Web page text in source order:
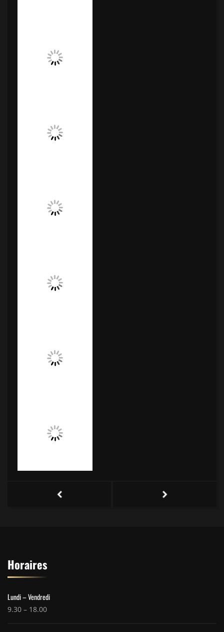
Horaires
Lundi – Vendredi
9.30 – 18.00